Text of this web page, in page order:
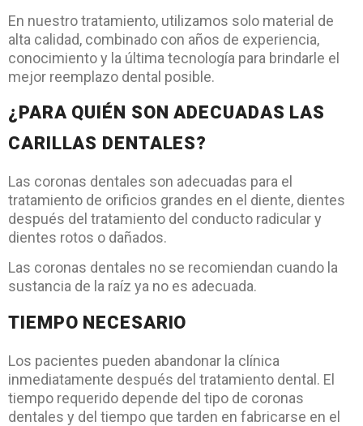
En nuestro tratamiento, utilizamos solo material de
alta calidad, combinado con años de experiencia,
conocimiento y la última tecnología para brindarle el
mejor reemplazo dental posible.
¿PARA QUIÉN SON ADECUADAS LAS
CARILLAS DENTALES?
Las coronas dentales son adecuadas para el
tratamiento de orificios grandes en el diente, dientes
después del tratamiento del conducto radicular y
dientes rotos o dañados.
Las coronas dentales no se recomiendan cuando la
sustancia de la raíz ya no es adecuada.
TIEMPO NECESARIO
Los pacientes pueden abandonar la clínica
inmediatamente después del tratamiento dental. El
tiempo requerido depende del tipo de coronas
dentales y del tiempo que tarden en fabricarse en el